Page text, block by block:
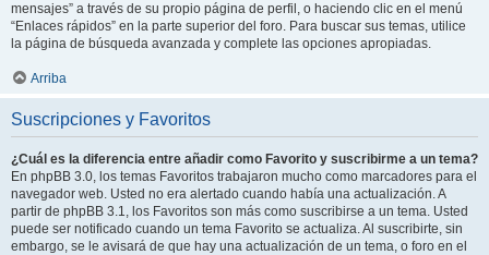
mensajes” a través de su propio página de perfil, o haciendo clic en el menú
“Enlaces rápidos” en la parte superior del foro. Para buscar sus temas, utilice
la página de búsqueda avanzada y complete las opciones apropiadas.
Arriba
Suscripciones y Favoritos
¿Cuál es la diferencia entre añadir como Favorito y suscribirme a un tema?
En phpBB 3.0, los temas Favoritos trabajaron mucho como marcadores para el
navegador web. Usted no era alertado cuando había una actualización. A
partir de phpBB 3.1, los Favoritos son más como suscribirse a un tema. Usted
puede ser notificado cuando un tema Favorito se actualiza. Al suscribirte, sin
embargo, se le avisará de que hay una actualización de un tema, o foro en el